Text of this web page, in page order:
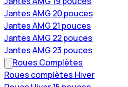
Jantes AMG 20 pouces
Jantes AMG 21 pouces
Jantes AMG 22 pouces
Jantes AMG 23 pouces
Roues Complètes
Roues complètes Hiver